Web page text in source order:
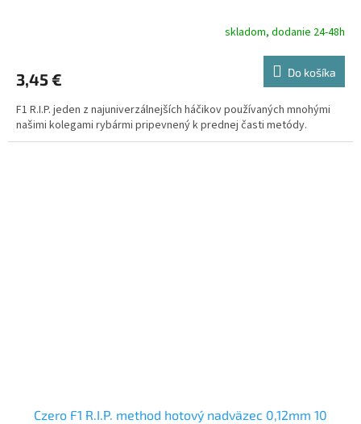
skladom, dodanie 24-48h
3,45 € Do košíka
F1 R.I.P. jeden z najuniverzálnejších háčikov používaných mnohými
našimi kolegami rybármi pripevnený k prednej časti metódy.
Czero F1 R.I.P. method hotový nadväzec 0,12mm 10